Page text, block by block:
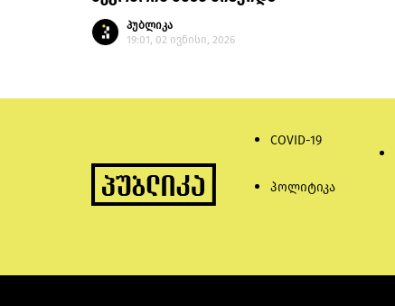
პუბლიკა
19:01, 02 ივნისი, 2026
COVID-19
პოლიტიკა